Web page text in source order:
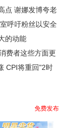
点 谢娜发博夸老
呼吁粉丝以安全
的动能
费者这些方面更
CPI将重回"2时
免费发布